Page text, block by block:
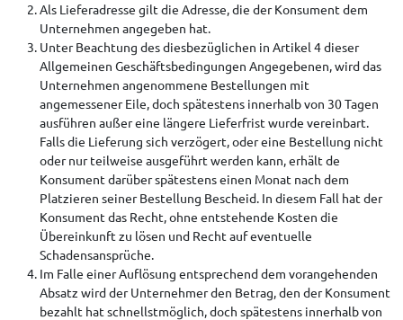
Als Lieferadresse gilt die Adresse, die der Konsument dem
Unternehmen angegeben hat.
Unter Beachtung des diesbezüglichen in Artikel 4 dieser
Allgemeinen Geschäftsbedingungen Angegebenen, wird das
Unternehmen angenommene Bestellungen mit
angemessener Eile, doch spätestens innerhalb von 30 Tagen
ausführen außer eine längere Lieferfrist wurde vereinbart.
Falls die Lieferung sich verzögert, oder eine Bestellung nicht
oder nur teilweise ausgeführt werden kann, erhält de
Konsument darüber spätestens einen Monat nach dem
Platzieren seiner Bestellung Bescheid. In diesem Fall hat der
Konsument das Recht, ohne entstehende Kosten die
Übereinkunft zu lösen und Recht auf eventuelle
Schadensansprüche.
Im Falle einer Auflösung entsprechend dem vorangehenden
Absatz wird der Unternehmer den Betrag, den der Konsument
bezahlt hat schnellstmöglich, doch spätestens innerhalb von